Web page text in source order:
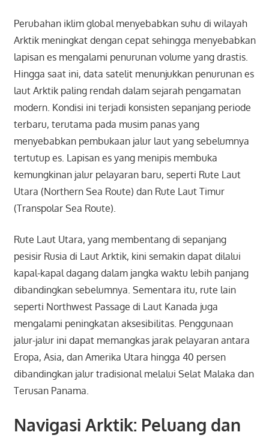
Perubahan iklim global menyebabkan suhu di wilayah
Arktik meningkat dengan cepat sehingga menyebabkan
lapisan es mengalami penurunan volume yang drastis.
Hingga saat ini, data satelit menunjukkan penurunan es
laut Arktik paling rendah dalam sejarah pengamatan
modern. Kondisi ini terjadi konsisten sepanjang periode
terbaru, terutama pada musim panas yang
menyebabkan pembukaan jalur laut yang sebelumnya
tertutup es. Lapisan es yang menipis membuka
kemungkinan jalur pelayaran baru, seperti Rute Laut
Utara (Northern Sea Route) dan Rute Laut Timur
(Transpolar Sea Route).
Rute Laut Utara, yang membentang di sepanjang
pesisir Rusia di Laut Arktik, kini semakin dapat dilalui
kapal-kapal dagang dalam jangka waktu lebih panjang
dibandingkan sebelumnya. Sementara itu, rute lain
seperti Northwest Passage di Laut Kanada juga
mengalami peningkatan aksesibilitas. Penggunaan
jalur-jalur ini dapat memangkas jarak pelayaran antara
Eropa, Asia, dan Amerika Utara hingga 40 persen
dibandingkan jalur tradisional melalui Selat Malaka dan
Terusan Panama.
Navigasi Arktik: Peluang dan